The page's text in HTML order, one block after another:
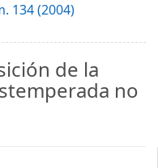
134 (2004)
de la
no